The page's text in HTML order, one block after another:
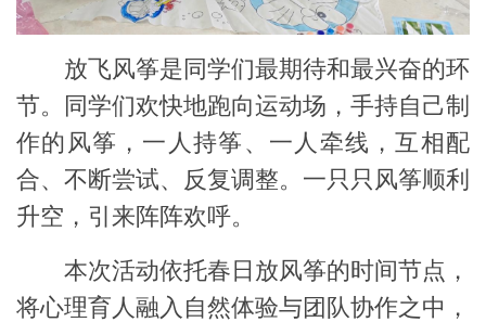
放飞风筝是同学们最期待和最兴奋的环
节。同学们欢快地跑向运动场， 手持自己制
作的风筝，一人持筝、一人牵线，互相配
合、不断尝试、 反复调整。 一只只 风筝顺利
升空，引来阵阵欢呼。
本次活动依托春日放风筝的时间节点 ，
将心理育人融入自然体验与团队协作之中，